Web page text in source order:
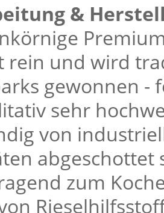
&
rein und wird
gewonnen -
sehr
von
abgeschottet
zum